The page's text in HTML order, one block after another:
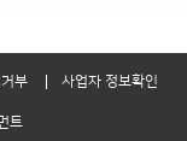
부 사업자 정보확인
트